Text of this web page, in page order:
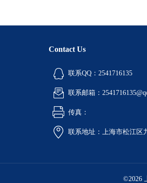
Contact Us
联系QQ：2541716135
联系邮箱：
传真：
联系地址：上海市松江区
©2026